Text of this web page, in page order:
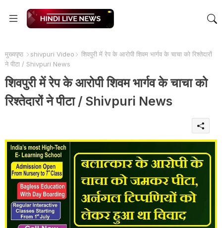
मुख्यपृष्ठ shivpuri Video
शिवपुरी में रेप के आरोपी शिवम भार्गव के चाचा को रिश्तेदारों
ने पीटा / Shivpuri News
शिवपुरी में रेप के आरोपी शिवम भार्गव के चाचा को
रिश्तेदारों ने पीटा / Shivpuri News